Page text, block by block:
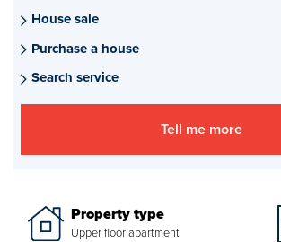
project advise
Energy Label
About Van Daal
House sale
Purchase a house
Search service
Tell me more
Property type
Upper floor apartment